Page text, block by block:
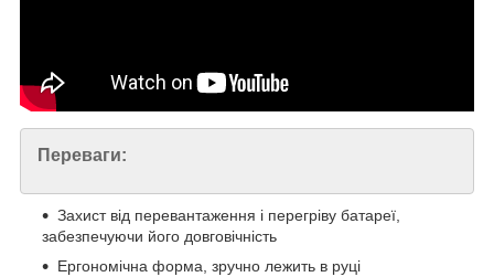
Переваги:
Захист від перевантаження і перегріву батареї,
забезпечуючи його довговічність
Ергономічна форма, зручно лежить в руці